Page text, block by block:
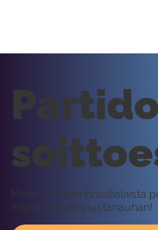
Modernimpaa brasilialaista
moniraitaisen taustanauhan!